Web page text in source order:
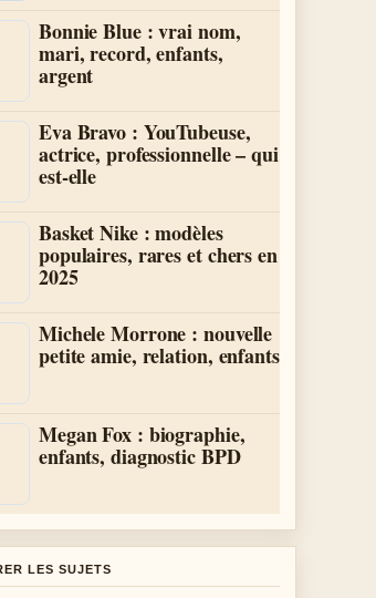
Bonnie Blue : vrai nom,
mari, record, enfants,
argent
Eva Bravo : YouTubeuse,
actrice, professionnelle – qui
est-elle
Basket Nike : modèles
populaires, rares et chers en
2025
Michele Morrone : nouvelle
petite amie, relation, enfants
Megan Fox : biographie,
enfants, diagnostic BPD
LES SUJETS